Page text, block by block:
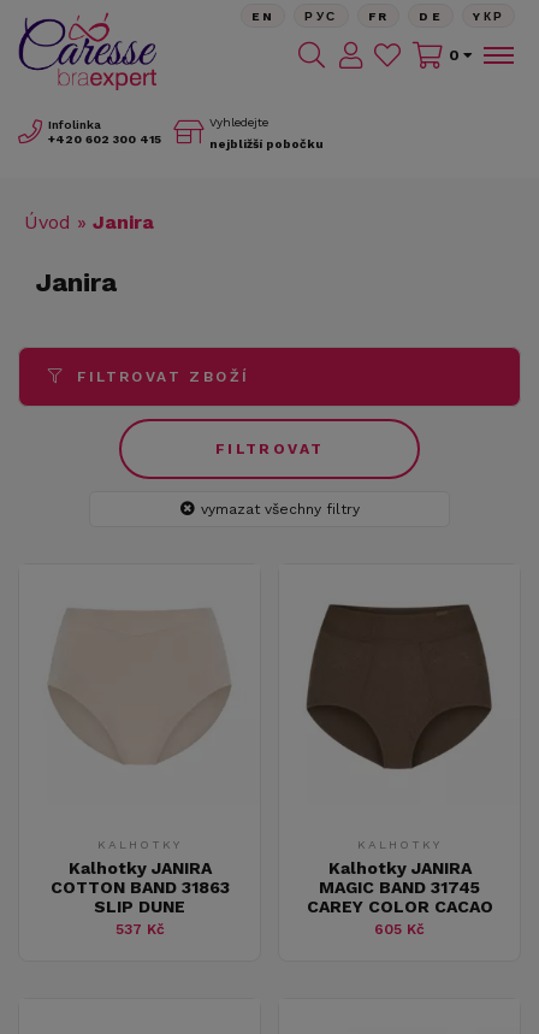
Infolinka
+420 602 300 415
Vyhledejte
nejbližší pobočku
EN РУС FR DE YКР
0
Úvod » Janira
Janira
FILTROVAT ZBOŽÍ
FILTROVAT
vymazat všechny filtry
KALHOTKY
Kalhotky JANIRA
COTTON BAND 31863
SLIP DUNE
537 Kč
KALHOTKY
Kalhotky JANIRA
MAGIC BAND 31745
CAREY COLOR CACAO
605 Kč